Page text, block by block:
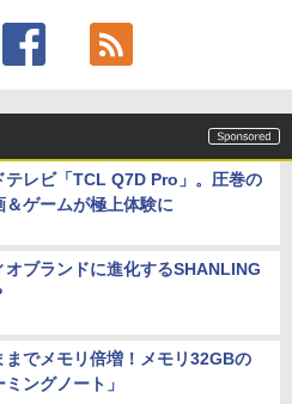
テレビ「TCL Q7D Pro」。圧巻の
＆ゲームが極上体験に
オブランドに進化するSHANLING
までメモリ倍増！メモリ32GBの
ミングノート」